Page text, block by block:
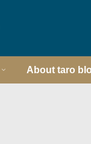
About taro